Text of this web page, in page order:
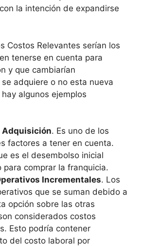
la intención de expandirse
Costos Relevantes serían los
tenerse en cuenta para
y que cambiarían
adquiere o no esta nueva
algunos ejemplos
Adquisición. Es uno de los
factores a tener en cuenta.
es el desembolso inicial
para comprar la franquicia.
Incrementales. Los
que se suman debido a
opción sobre las otras
considerados costos
Esto podría contener
del costo laboral por